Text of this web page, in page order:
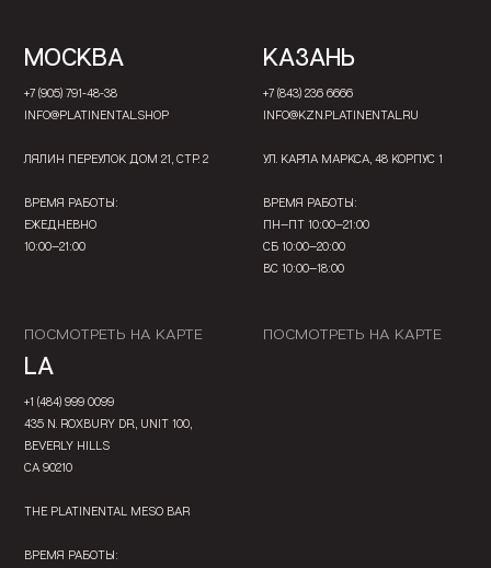
МОСКВА
+7 (905) 791-48-38
INFO@PLATINENTAL.SHOP
ЛЯЛИН ПЕРЕУЛОК ДОМ 21, СТР. 2
ВРЕМЯ РАБОТЫ:
ЕЖЕДНЕВНО
10:00—21:00
ПОСМОТРЕТЬ НА КАРТЕ
КАЗАНЬ
+7 (843) 236 6666
INFO@KZN.PLATINENTAL.RU
УЛ. КАРЛА МАРКСА, 48 КОРПУС 1
ВРЕМЯ РАБОТЫ:
ПН—ПТ 10:00—21:00
СБ 10:00—20:00
ВС 10:00—18:00
ПОСМОТРЕТЬ НА КАРТЕ
LA
+1 (484) 999 0099
435 N. ROXBURY DR., UNIT 100,
BEVERLY HILLS
CA 90210
THE PLATINENTAL MESO BAR
ВРЕМЯ РАБОТЫ: